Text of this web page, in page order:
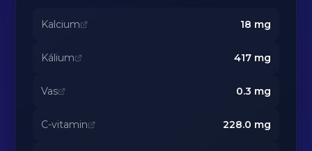
Kalcium 18 mg
Kálium 417mg
Vas 0.3 mg
C-vitamin 228.0 mg